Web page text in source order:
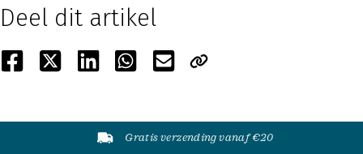
Deel dit artikel
Gratis verzending vanaf €20